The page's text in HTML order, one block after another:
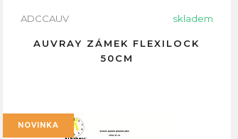
ADCCAUV skladem
AUVRAY ZÁMEK FLEXILOCK
50CM
NOVINKA